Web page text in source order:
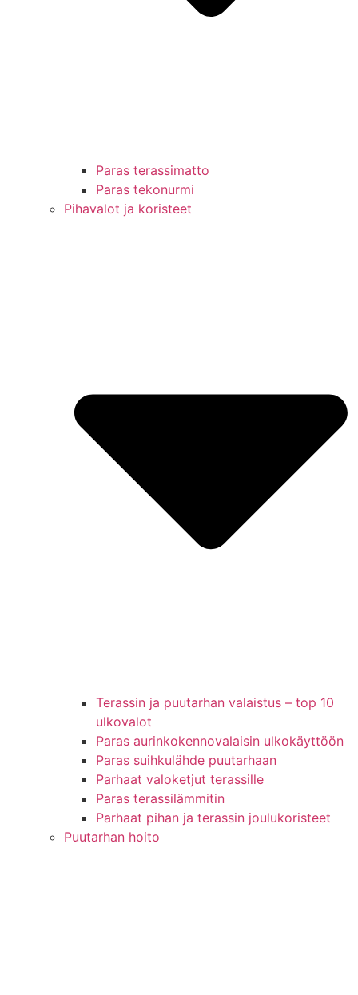
Paras terassimatto
Paras tekonurmi
Pihavalot ja koristeet
Terassin ja puutarhan valaistus – top 10
ulkovalot
Paras aurinkokennovalaisin ulkokäyttöön
Paras suihkulähde puutarhaan
Parhaat valoketjut terassille
Paras terassilämmitin
Parhaat pihan ja terassin joulukoristeet
Puutarhan hoito